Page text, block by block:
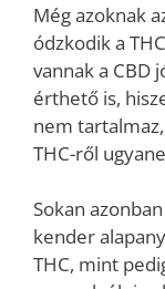
Még azoknak
ódzkodik a
vannak a CBD
érthető is,
nem
THC-ről
Sokan
kender
THC, mint